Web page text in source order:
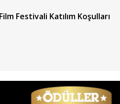
Festivali Katılım Koşulları